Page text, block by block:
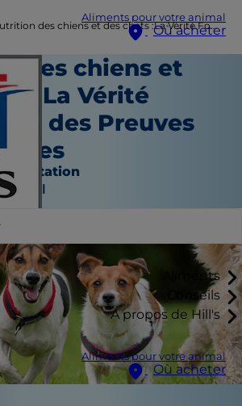
Aliments pour votre animal
Où acheter
Aliments
Conseils
À propos de Hill's
Aliments pour votre animal
Où acheter
des chiens et des chats :La Vérité Fondée sur des Preuves Scientifiques
des chiens et
: La Vérité
sur des Preuves